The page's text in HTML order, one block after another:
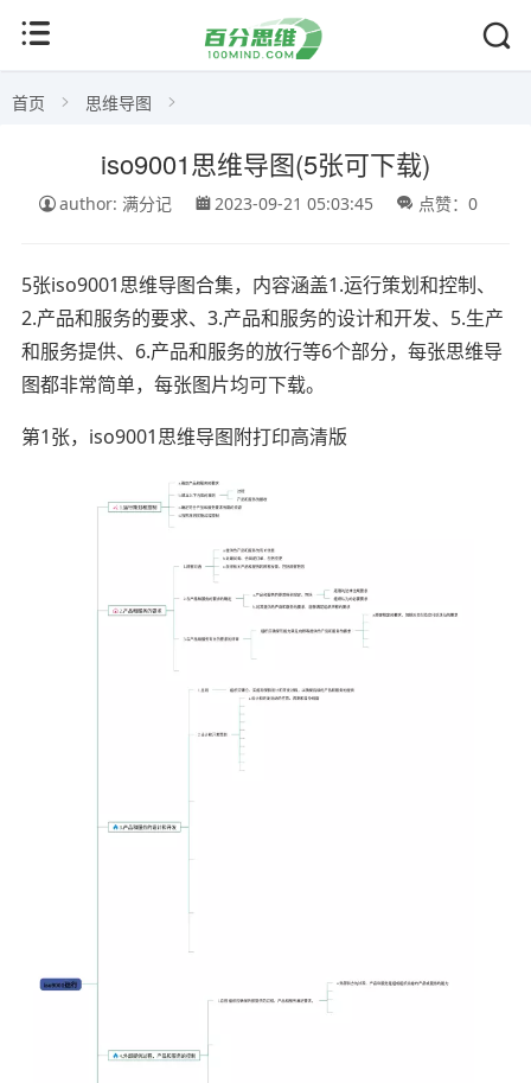
首页 思维导图
iso9001思维导图(5张可下载)
author: 满分记 2023-09-21 05:03:45 点赞：0
5张iso9001思维导图合集，内容涵盖1.运行策划和控制、
2.产品和服务的要求、3.产品和服务的设计和开发、5.生产
和服务提供、6.产品和服务的放行等6个部分，每张思维导
图都非常简单，每张图片均可下载。
第1张，iso9001思维导图附打印高清版